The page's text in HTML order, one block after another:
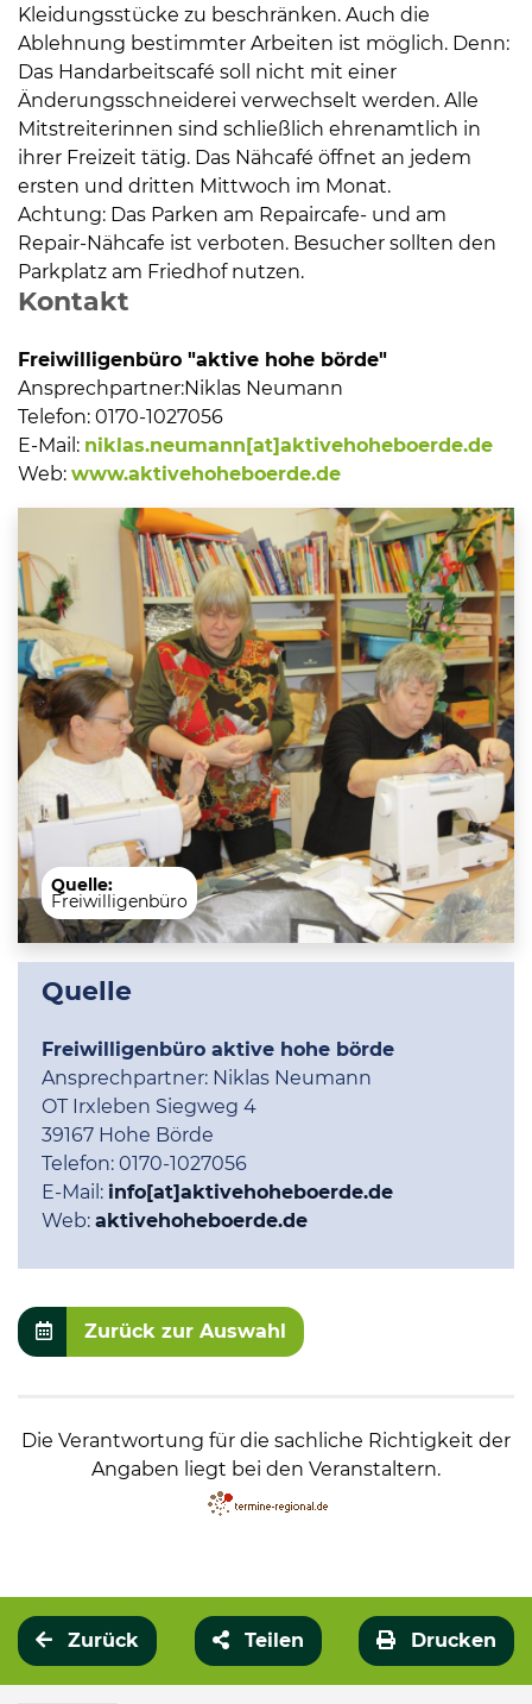
Kleidungsstücke zu beschränken. Auch die
Ablehnung bestimmter Arbeiten ist möglich. Denn:
Das Handarbeitscafé soll nicht mit einer
Änderungsschneiderei verwechselt werden. Alle
Mitstreiterinnen sind schließlich ehrenamtlich in
ihrer Freizeit tätig. Das Nähcafé öffnet an jedem
ersten und dritten Mittwoch im Monat.
Achtung: Das Parken am Repaircafe- und am
Repair-Nähcafe ist verboten. Besucher sollten den
Parkplatz am Friedhof nutzen.
Kontakt
Freiwilligenbüro "aktive hohe börde"
Ansprechpartner:Niklas Neumann
Telefon: 0170-1027056
E-Mail: niklas.neumann[at]aktivehoheboerde.de
Web: www.aktivehoheboerde.de
Quelle:
Freiwilligenbüro
Quelle
Freiwilligenbüro aktive hohe börde
Ansprechpartner: Niklas Neumann
OT Irxleben Siegweg 4
39167 Hohe Börde
Telefon: 0170-1027056
E-Mail: info[at]aktivehoheboerde.de
Web: aktivehoheboerde.de
Zurück zur Auswahl
Die Verantwortung für die sachliche Richtigkeit der
Angaben liegt bei den Veranstaltern.
Zurück Teilen Drucken